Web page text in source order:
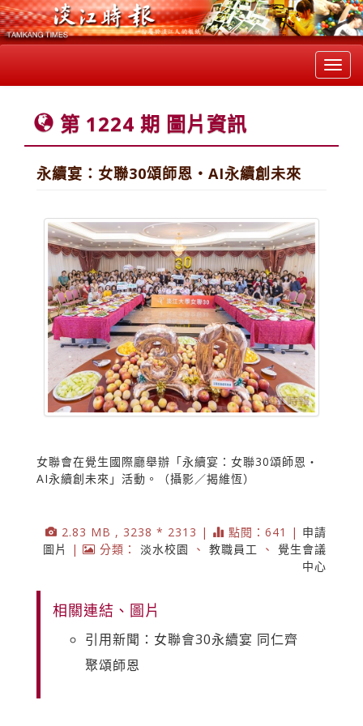
第 1224 期 圖片資訊
永續宴：女聯30頌師恩‧AI永續創未來
女聯會在覺生國際廳舉辦「永續宴：女聯30頌師恩‧
AI永續創未來」活動。（攝影／揭維恆）
2.83 MB , 3238 * 2313 | 點閱：641 | 申請
圖片
| 分類： 淡水校園 、 教職員工 、 覺生會議
中心
相關連結、圖片
引用新聞：女聯會30永續宴 同仁齊
聚頌師恩